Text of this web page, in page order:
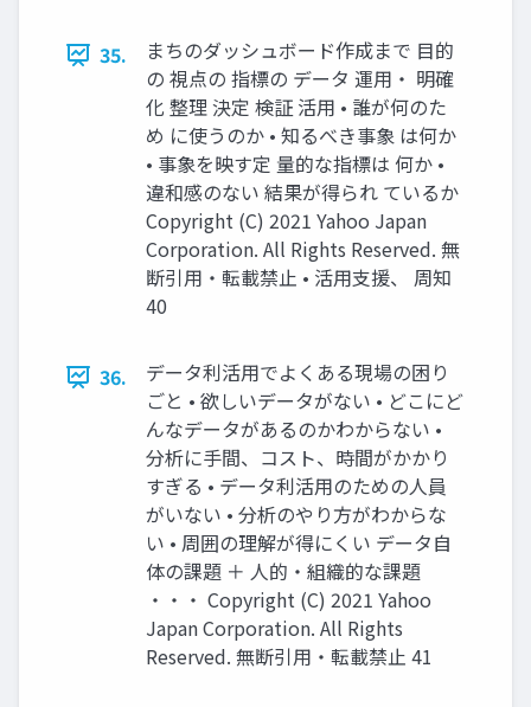
35.
まちのダッシュボード作成まで ⽬的
の 視点の 指標の データ 運⽤・ 明確
化 整理 決定 検証 活⽤ • 誰が何のた
め に使うのか • 知るべき事象 は何か
• 事象を映す定 量的な指標は 何か •
違和感のない 結果が得られ ているか
Copyright (C) 2021 Yahoo Japan
Corporation. All Rights Reserved. 無
断引用・転載禁止 • 活⽤⽀援、 周知
40
36.
データ利活⽤でよくある現場の困り
ごと • 欲しいデータがない • どこにど
んなデータがあるのかわからない •
分析に⼿間、コスト、時間がかかり
すぎる • データ利活⽤のための⼈員
がいない • 分析のやり⽅がわからな
い • 周囲の理解が得にくい データ⾃
体の課題 ＋ ⼈的・組織的な課題
・・・ Copyright (C) 2021 Yahoo
Japan Corporation. All Rights
Reserved. 無断引用・転載禁止 41